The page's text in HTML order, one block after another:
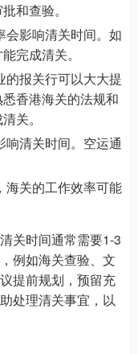
和查验。
会影响清关时间。如
完成清关。
的报关行可以大大提
香港海关的法规和
关。
清关时间。空运通
海关的工作效率可能
关时间通常需要1-3
例如海关查验、文
提前规划，预留充
处理清关事宜，以